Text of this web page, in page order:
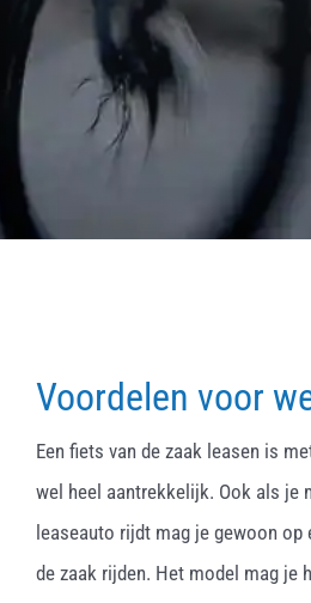
Voordelen voor
Een fiets van de zaak leasen is
wel heel aantrekkelijk. Ook als je
leaseauto rijdt mag je gewoon op
de zaak rijden. Het model mag je